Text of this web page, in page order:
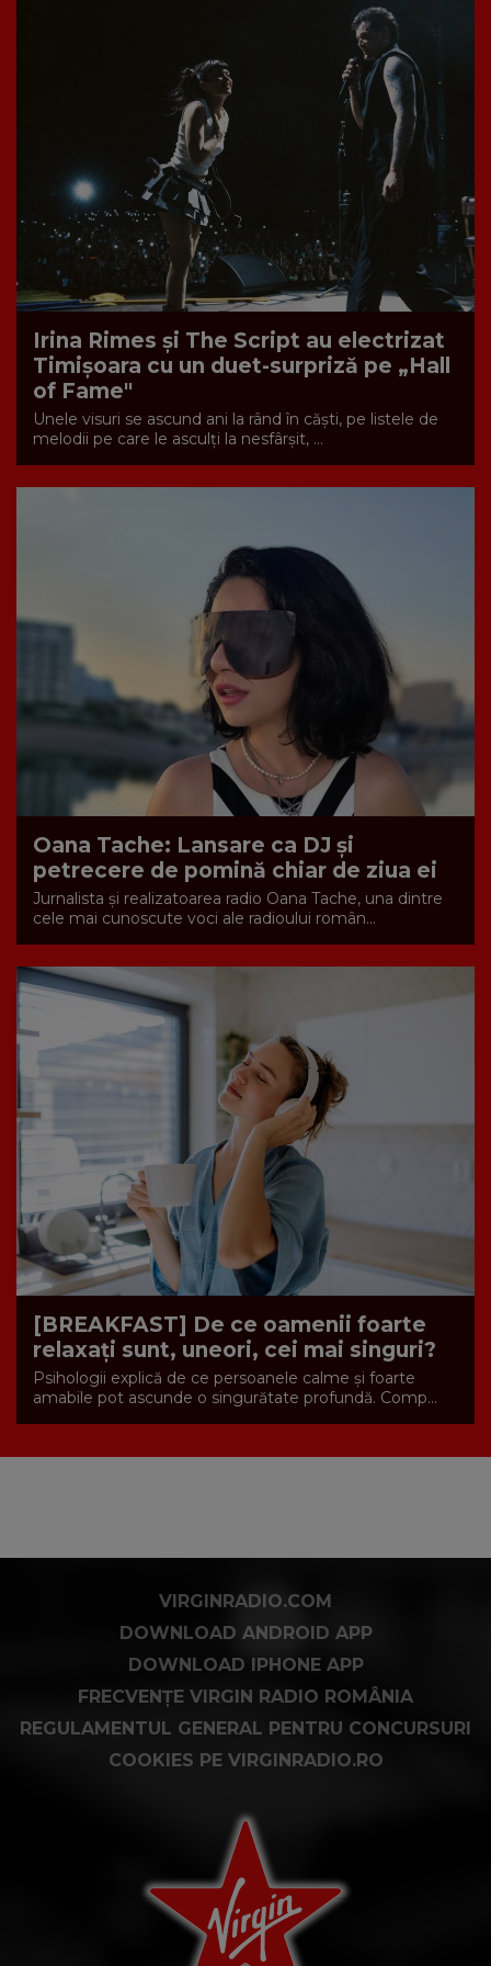
Irina Rimes și The Script au electrizat
Timișoara cu un duet-surpriză pe „Hall
of Fame"
Unele visuri se ascund ani la rând în căști, pe listele de
melodii pe care le asculți la nesfârșit, ...
Oana Tache: Lansare ca DJ și
petrecere de pomină chiar de ziua ei
Jurnalista și realizatoarea radio Oana Tache, una dintre
cele mai cunoscute voci ale radioului român...
[BREAKFAST] De ce oamenii foarte
relaxați sunt, uneori, cei mai singuri?
Psihologii explică de ce persoanele calme și foarte
amabile pot ascunde o singurătate profundă. Comp...
VIRGINRADIO.COM
DOWNLOAD ANDROID APP
DOWNLOAD IPHONE APP
FRECVENȚE VIRGIN RADIO ROMÂNIA
REGULAMENTUL GENERAL PENTRU CONCURSURI
COOKIES PE VIRGINRADIO.RO